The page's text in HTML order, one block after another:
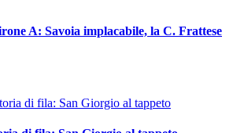
A: Savoia implacabile, la C. Frattese